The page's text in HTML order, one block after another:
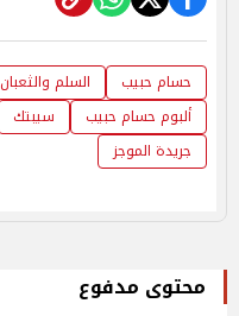
حسام حبيب السلم والثعبان
ألبوم حسام حبيب
سيبتك
جريدة الموجز
محتوى مدفوع